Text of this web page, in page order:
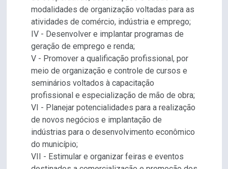
modalidades de organização voltadas para as
atividades de comércio, indústria e emprego;
IV - Desenvolver e implantar programas de
geração de emprego e renda;
V - Promover a qualificação profissional, por
meio de organização e controle de cursos e
seminários voltados à capacitação
profissional e especialização de mão de obra;
VI - Planejar potencialidades para a realização
de novos negócios e implantação de
indústrias para o desenvolvimento econômico
do município;
VII - Estimular e organizar feiras e eventos